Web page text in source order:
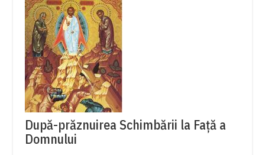
După-prăznuirea Schimbării la Față a
Domnului